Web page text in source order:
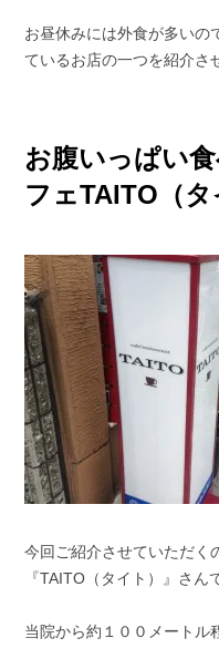
お昼休みには外食が多いの
ているお店の一つを紹介さ
お腹いっぱい
フェTAITO（タ
今回ご紹介させていただく
『TAITO（タイト）』さん
当院から約１００メートル